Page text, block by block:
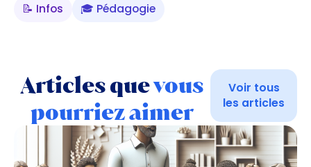
📝 Infos
🎓 Pédagogie
Articles quevous
pourriez aimer
Voir tous
les articles